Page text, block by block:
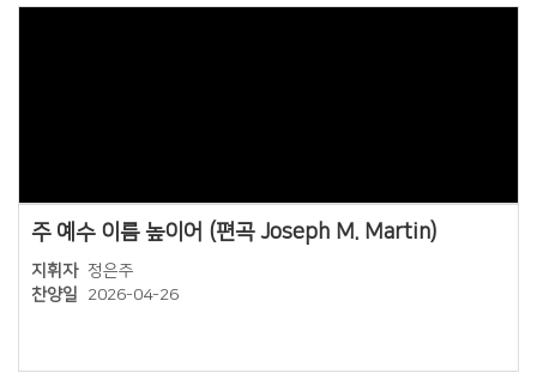
주 예수 이름 높이어 (편곡 Joseph M. Martin)
지휘자 정은주
찬양일
2026-04-26